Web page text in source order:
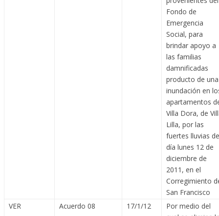
Fondo de
Emergencia
Social, para
brindar apoyo a
las familias
damnificadas
producto de una
inundación en
apartamentos
Villa Dora, de
Lilla, por las
fuertes lluvias
día lunes 12 de
diciembre de
2011, en el
Corregimiento
San Francisco
VER
Acuerdo 08 17/1/12
Por medio del